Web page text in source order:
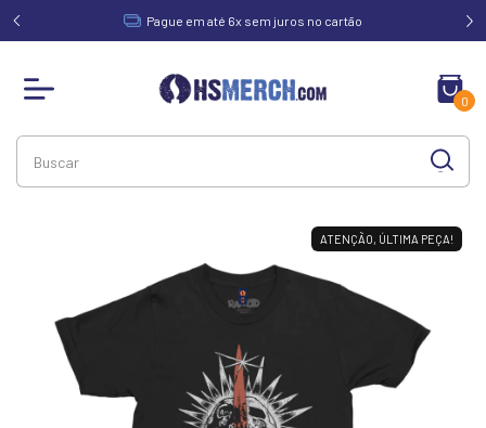
de Pague em até 6x sem juros no cartão
0
ATENÇÃO, ÚLTIMA PEÇA!